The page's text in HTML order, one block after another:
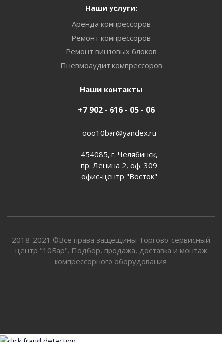
Наши услуги:
Аренда компрессоров
Ремонт компрессоров
Ремонт винтовых блоков
Пневмоаудит компрессоров
Наши контакты
+7 902 - 616 - 05 - 06
ooo10bar@yandex.ru
454085, г. Челябинск,
пр. Ленина 2, оф. 309
офис-центр "Восток"
2018-2021 ©Все права защещины Торгово-сервисный
центр "10Бар". Подбор, продажа, доставка и монтаж
компрессорного оборудования.